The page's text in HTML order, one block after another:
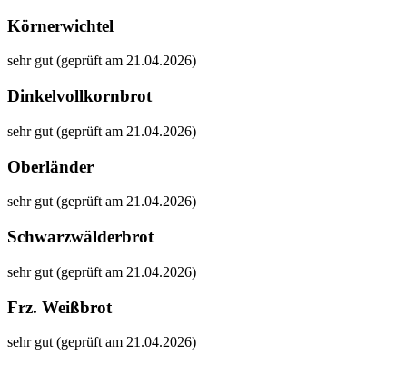
Körnerwichtel
sehr gut (geprüft am 21.04.2026)
Dinkelvollkornbrot
sehr gut (geprüft am 21.04.2026)
Oberländer
sehr gut (geprüft am 21.04.2026)
Schwarzwälderbrot
sehr gut (geprüft am 21.04.2026)
Frz. Weißbrot
sehr gut (geprüft am 21.04.2026)